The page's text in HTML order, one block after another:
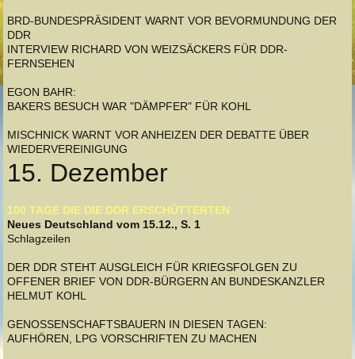
BRD-BUNDESPRÄSIDENT WARNT VOR BEVORMUNDUNG DER
DDR
INTERVIEW RICHARD VON WEIZSÄCKERS FÜR DDR-
FERNSEHEN
EGON BAHR:
BAKERS BESUCH WAR "DÄMPFER" FÜR KOHL
MISCHNICK WARNT VOR ANHEIZEN DER DEBATTE ÜBER
WIEDERVEREINIGUNG
15. Dezember
100 TAGE DIE DIE DDR ERSCHÜTTERTEN
Neues Deutschland vom 15.12., S. 1
Schlagzeilen
DER DDR STEHT AUSGLEICH FÜR KRIEGSFOLGEN ZU
OFFENER BRIEF VON DDR-BÜRGERN AN BUNDESKANZLER
HELMUT KOHL
GENOSSENSCHAFTSBAUERN IN DIESEN TAGEN:
AUFHÖREN, LPG VORSCHRIFTEN ZU MACHEN